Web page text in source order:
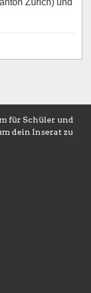
Zürich) und
für Schüler und
dein Inserat zu